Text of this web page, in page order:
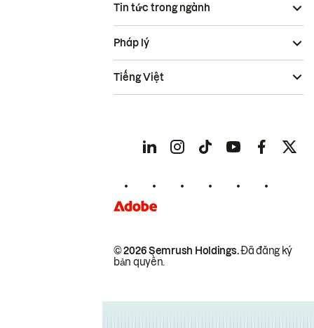
Tin tức trong ngành
© 2026 Semrush Holdings.Đã đăng ký
bản quyền.
Pháp lý
Tiếng Việt